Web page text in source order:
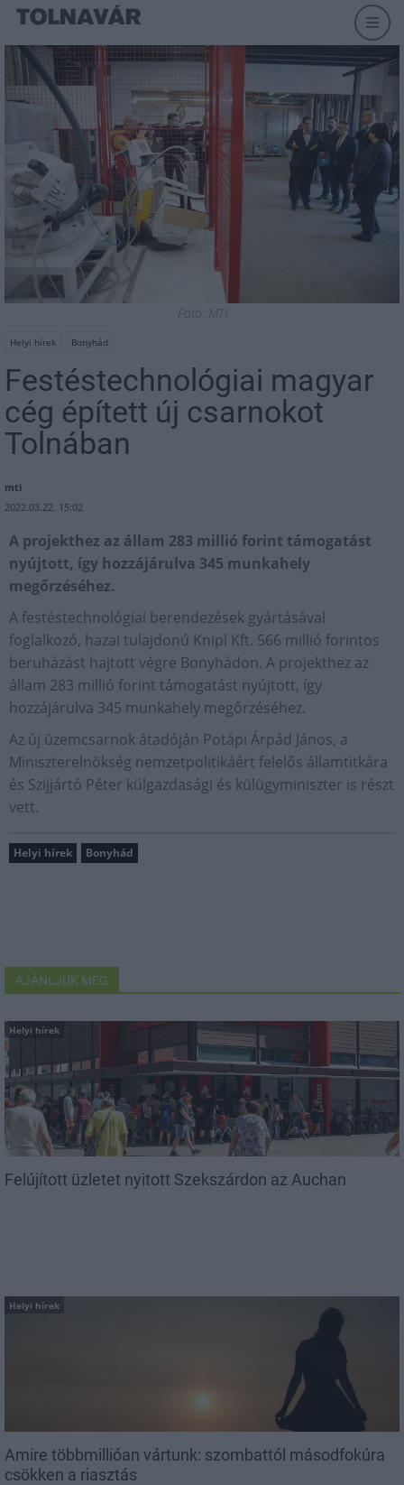
Fotó: MTI
Helyi hírek Bonyhád
Festéstechnológiai magyar
cég épített új csarnokot
Tolnában
mti
2022.03.22. 15:02
A projekthez az állam 283 millió forint támogatást
nyújtott, így hozzájárulva 345 munkahely
megőrzéséhez.
A festéstechnológiai berendezések gyártásával
foglalkozó, hazai tulajdonú Knipl Kft. 566 millió forintos
beruházást hajtott végre Bonyhádon. A projekthez az
állam 283 millió forint támogatást nyújtott, így
hozzájárulva 345 munkahely megőrzéséhez.
Az új üzemcsarnok átadóján Potápi Árpád János, a
Miniszterelnökség nemzetpolitikáért felelős államtitkára
és Szijjártó Péter külgazdasági és külügyminiszter is részt
vett.
Helyi hírek Bonyhád
AJÁNLJUK MÉG
Helyi hírek
Felújított üzletet nyitott Szekszárdon az Auchan
Helyi hírek
Amire többmillióan vártunk: szombattól másodfokúra
csökken a riasztás